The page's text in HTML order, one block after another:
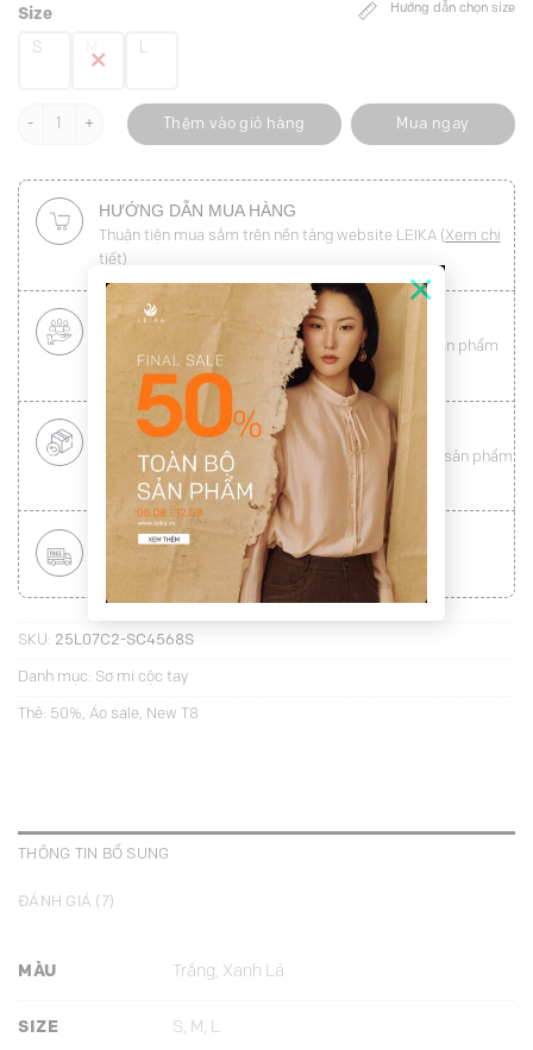
×
Hướng dẫn chọn size
Size
S L
Sơ mi CT bong thân, bấu ly TT số lượng
Thêm vào giỏ hàng Mua ngay
HƯỚNG DẪN MUA HÀNG
Thuận tiện mua sắm trên nền tảng website LEIKA (Xem chi
tiết)
CHÍNH SÁCH KHÁCH HÀNG THÂN THIẾT
hài lòng toàn vẹn từ sản phẩm
đến dịch vụ ( Xem chi tiết
ĐỔI HÀNG NHANH CHÓNG
Được đổi trả hàng nhanh chóng lên tới15 ngày
cho sản phẩm
Xem chi tiết)
MIỄN PHÍ VẬN CHUYỂN TOÀN QUỐC
Áp dụng với hóa đơn từ 300.000Đ Xem chi tiết
SKU: 25L07C2-SC4568S
Danh mục: Sơ mi cộc tay
Thẻ: 50%, Áo sale, New T8
THÔNG TIN BỔ SUNG
ĐÁNH GIÁ (7)
MÀU Trắng, Xanh Lá
SIZE S, M, L